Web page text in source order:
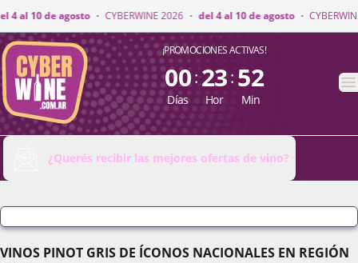
2026 · del 4 al 10 de agosto · CYBERWINE 2026 · del 4 al 10 de
CyberWine ¡PROMOCIONES ACTIVAS!
00
Días
: 23
Hor
: 52
Min
¿Querés recibir las mejores ofertas de vino?
VINOS PINOT GRIS DE ÍCONOS NACIONALES EN REGIÓN